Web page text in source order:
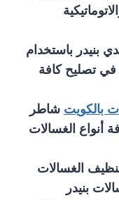
بنيدر باستخدام
في تصليح كافة
بالكويت شاطر
الغسالات
الغسالات
بنيدر